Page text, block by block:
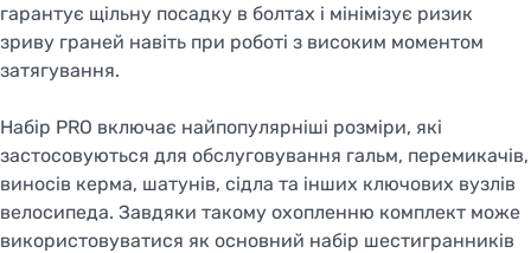
гарантує щільну посадку в болтах і мінімізує ризик
зриву граней навіть при роботі з високим моментом
затягування.
Набір PRO включає найпопулярніші розміри, які
застосовуються для обслуговування гальм, перемикачів,
виносів керма, шатунів, сідла та інших ключових вузлів
велосипеда. Завдяки такому охопленню комплект може
використовуватися як основний набір шестигранників